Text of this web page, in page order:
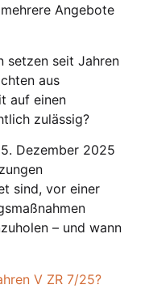
Angebote
setzen seit Jahren
aus
auf einen
zulässig?
Dezember 2025
sind, vor einer
– und wann
V ZR 7/25?